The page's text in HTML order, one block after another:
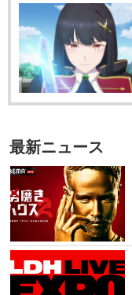
最新ニュース